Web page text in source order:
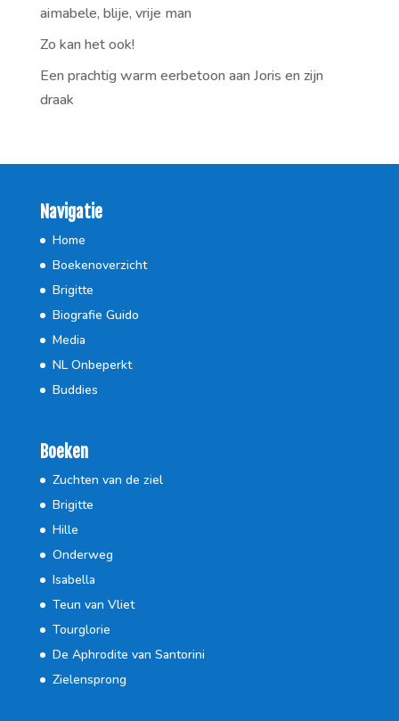
aimabele, blije, vrije man
Zo kan het ook!
Een prachtig warm eerbetoon aan Joris en zijn
draak
Navigatie
Home
Boekenoverzicht
Brigitte
Biografie Guido
Media
NL Onbeperkt
Buddies
Boeken
Zuchten van de ziel
Brigitte
Hille
Onderweg
Isabella
Teun van Vliet
Tourglorie
De Aphrodite van Santorini
Zielensprong